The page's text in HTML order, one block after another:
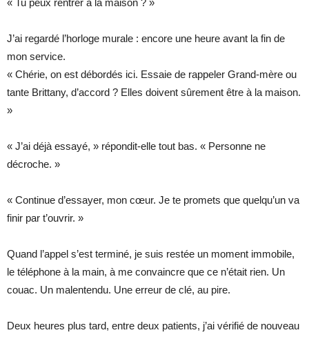
« Tu peux rentrer à la maison ? »
J’ai regardé l’horloge murale : encore une heure avant la fin de
mon service.
« Chérie, on est débordés ici. Essaie de rappeler Grand-mère ou
tante Brittany, d’accord ? Elles doivent sûrement être à la maison.
»
« J’ai déjà essayé, » répondit-elle tout bas. « Personne ne
décroche. »
« Continue d’essayer, mon cœur. Je te promets que quelqu’un va
finir par t’ouvrir. »
Quand l’appel s’est terminé, je suis restée un moment immobile,
le téléphone à la main, à me convaincre que ce n’était rien. Un
couac. Un malentendu. Une erreur de clé, au pire.
Deux heures plus tard, entre deux patients, j’ai vérifié de nouveau